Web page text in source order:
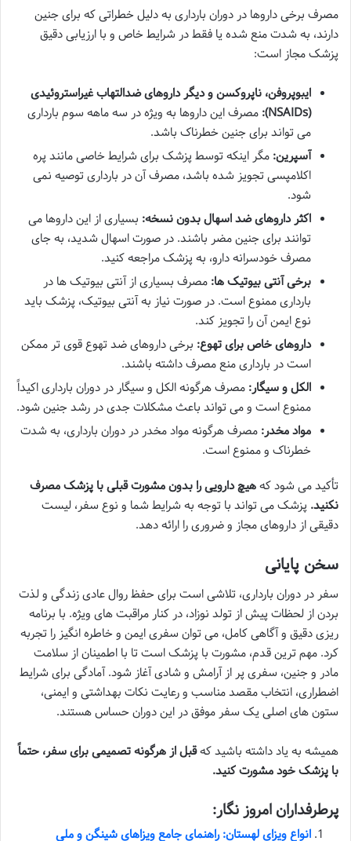
مصرف برخی داروها در دوران بارداری به دلیل خطراتی که برای جنین
دارند، به شدت منع شده یا فقط در شرایط خاص و با ارزیابی دقیق
پزشک مجاز است:
ایبوپروفن، ناپروکسن و دیگر داروهای ضدالتهاب غیراستروئیدی
(NSAIDs):
مصرف این داروها به ویژه در سه ماهه سوم بارداری
می تواند برای جنین خطرناک باشد.
آسپرین: مگر اینکه توسط پزشک برای شرایط خاصی مانند پره
اکلامپسی تجویز شده باشد، مصرف آن در بارداری توصیه نمی
شود.
اکثر داروهای ضد اسهال بدون نسخه: بسیاری از این داروها می
توانند برای جنین مضر باشند. در صورت اسهال شدید، به جای
مصرف خودسرانه دارو، به پزشک مراجعه کنید.
برخی آنتی بیوتیک ها: مصرف بسیاری از آنتی بیوتیک ها در
بارداری ممنوع است. در صورت نیاز به آنتی بیوتیک، پزشک باید
نوع ایمن آن را تجویز کند.
داروهای خاص برای تهوع: برخی داروهای ضد تهوع قوی تر ممکن
است در بارداری منع مصرف داشته باشند.
الکل و سیگار: مصرف هرگونه الکل و سیگار در دوران بارداری اکیداً
ممنوع است و می تواند باعث مشکلات جدی در رشد جنین شود.
مواد مخدر: مصرف هرگونه مواد مخدر در دوران بارداری، به شدت
خطرناک و ممنوع است.
تأکید می شود کههیچ دارویی را بدون مشورت قبلی با پزشک مصرف
نکنید. پزشک می تواند با توجه به شرایط شما و نوع سفر، لیست
دقیقی از داروهای مجاز و ضروری را ارائه دهد.
سخن پایانی
سفر در دوران بارداری، تلاشی است برای حفظ روال عادی زندگی و لذت
بردن از لحظات پیش از تولد نوزاد، در کنار مراقبت های ویژه. با برنامه
ریزی دقیق و آگاهی کامل، می توان سفری ایمن و خاطره انگیز را تجربه
کرد. مهم ترین قدم، مشورت با پزشک است تا با اطمینان از سلامت
مادر و جنین، سفری پر از آرامش و شادی آغاز شود. آمادگی برای شرایط
اضطراری، انتخاب مقصد مناسب و رعایت نکات بهداشتی و ایمنی،
ستون های اصلی یک سفر موفق در این دوران حساس هستند.
همیشه به یاد داشته باشید کهقبل از هرگونه تصمیمی برای سفر، حتماً
با پزشک خود مشورت کنید.
پرطرفداران امروز نگار:
انواع ویزای لهستان: راهنمای جامع ویزاهای شینگن و ملی